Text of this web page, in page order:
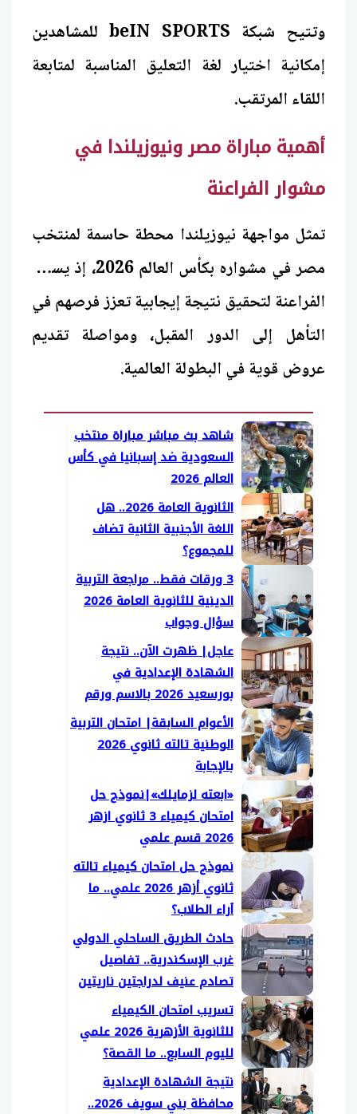
وتتيح شبكة beIN SPORTS للمشاهدين
إمكانية اختيار لغة التعليق المناسبة لمتابعة
اللقاء المرتقب.
أهمية مباراة مصر ونيوزيلندا في
مشوار الفراعنة
تمثل مواجهة نيوزيلندا محطة حاسمة لمنتخب
مصر في مشواره بكأس العالم 2026، إذ يسعى
الفراعنة لتحقيق نتيجة إيجابية تعزز فرصهم في
التأهل إلى الدور المقبل، ومواصلة تقديم
عروض قوية في البطولة العالمية.
شاهد بث مباشر مباراة منتخب
السعودية ضد إسبانيا في كأس
العالم 2026
الثانوية العامة 2026.. هل
اللغة الأجنبية الثانية تضاف
للمجموع؟
3 ورقات فقط.. مراجعة التربية
الدينية للثانوية العامة 2026
سؤال وجواب
عاجل| ظهرت الآن.. نتيجة
الشهادة الإعدادية في
بورسعيد 2026 بالاسم ورقم
الجلوس
الأعوام السابقة| امتحان التربية
الوطنية تالته ثانوي 2026
بالإجابة
«ابعته لزمايلك»|نموذج حل
امتحان كيمياء 3 ثانوي ازهر
2026 قسم علمي
نموذج حل امتحان كيمياء تالته
ثانوي أزهر 2026 علمي.. ما
آراء الطلاب؟
حادث الطريق الساحلي الدولي
غرب الإسكندرية.. تفاصيل
تصادم عنيف لدراجتين ناريتين
تسريب امتحان الكيمياء
للثانوية الأزهرية 2026 علمي
لليوم السابع.. ما القصة؟
نتيجة الشهادة الإعدادية
محافظة بني سويف 2026..